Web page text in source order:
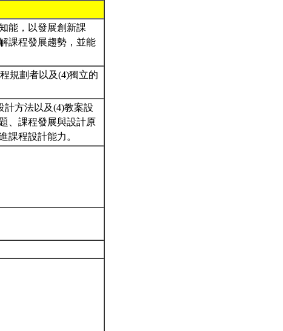
能，以發展創新課
課程發展趨勢，並能
規劃者以及(4)獨立的
計方法以及(4)教案設
、課程發展與設計原
課程設計能力。